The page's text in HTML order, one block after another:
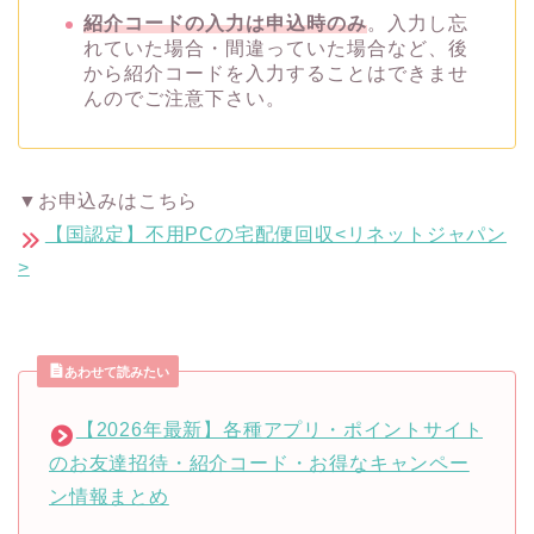
紹介コードの入力は申込時のみ。入力し忘
れていた場合・間違っていた場合など、後
から紹介コードを入力することはできませ
んのでご注意下さい。
▼お申込みはこちら
【国認定】不用PCの宅配便回収<リネットジャパン
>
あわせて読みたい
【2026年最新】各種アプリ・ポイントサイト
のお友達招待・紹介コード・お得なキャンペー
ン情報まとめ